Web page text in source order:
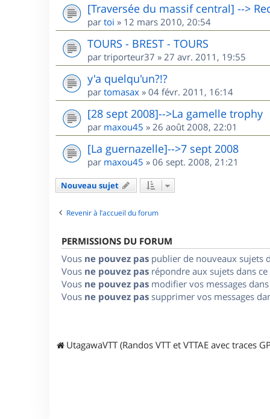
[Traversée du massif central] -->
par toi » 12 mars 2010, 20:54
TOURS - BREST - TOURS
par triporteur37 » 27 avr. 2011, 19:55
y'a quelqu'un?!?
par tomasax » 04 févr. 2011, 16:14
[28 sept 2008]-->La gamelle trophy
par maxou45 » 26 août 2008, 22:01
[La guernazelle]-->7 sept 2008
par maxou45 » 06 sept. 2008, 21:21
Nouveau sujet
Revenir à l’accueil du forum
PERMISSIONS DU FORUM
Vous ne pouvez pas publier de nouveaux sujets
Vous ne pouvez pas répondre aux sujets dans
Vous ne pouvez pas modifier vos messages
Vous ne pouvez pas supprimer vos messages
UtagawaVTT (Randos VTT et VTTAE avec traces